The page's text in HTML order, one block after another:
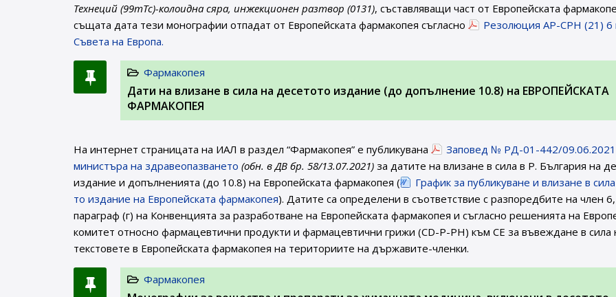
Технеций (99mTc)-колоидна сяра, инжекционен разтвор (0131), съставляващи част от Европейската
същата дата тези монографии отпадат от Европейската фармакопея съгласно
Резолюция AP-CPH (21) 6
Съвета на Европа.
Фармакопея
Дати на влизане в сила на десетото издание (до допълнение 10.8) на ЕВРОПЕЙСКАТА
ФАРМАКОПЕЯ
На интернет страницата на ИАЛ в раздел “Фармакопея” е публикувана
Заповед № РД-01-442/09.06.2021
министъра на здравеопазването (обн. в ДВ бр. 58/13.07.2021) за датите на влизане в сила в Р. България на
издание и допълненията (до 10.8) на Европейската фармакопея (
График за публикуване и влизане в
то издание на Европейската фармакопея). Датите са определени в съответствие с разпоредбите на член 6,
параграф (г) на Конвенцията за разработване на Европейската фармакопея и съгласно решенията на
комитет относно фармацевтични продукти и фармацевтични грижи (CD-P-PH) към СЕ за въвеждане в сила
текстовете в Европейската фармакопея на териториите на държавите-членки.
Фармакопея